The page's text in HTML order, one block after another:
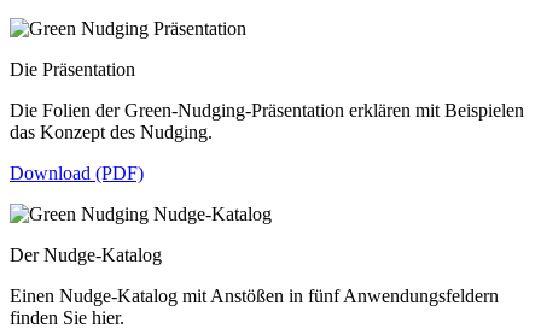
Die Präsentation
Die Folien der Green-Nudging-Präsentation erklären mit Beispielen
das Konzept des Nudging.
Download (PDF)
Der Nudge-Katalog
Einen Nudge-Katalog mit Anstößen in fünf Anwendungsfeldern
finden Sie hier.